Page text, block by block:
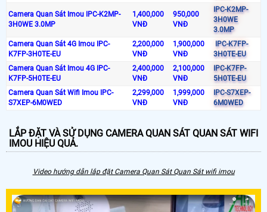
Camera Quan Sát Imou IPC-K2MP-
3H0WE 3.0MP
1,400,000
VNĐ
950,000
VNĐ
IPC-K2MP-
3H0WE
3.0MP
Camera Quan Sát 4G Imou IPC-
K7FP-3H0TE-EU
2,200,000
VNĐ
1,900,000
VNĐ
IPC-K7FP-
3H0TE-EU
Camera Quan Sát Imou 4G IPC-
K7FP-5H0TE-EU
2,400,000
VNĐ
2,100,000
VNĐ
IPC-K7FP-
5H0TE-EU
Camera Quan Sát Wifi Imou IPC-
S7XEP-6M0WED
2,299,000
VNĐ
1,999,000
VNĐ
IPC-S7XEP-
6M0WED
LẮP ĐẶT VÀ SỬ DỤNG CAMERA QUAN SÁT QUAN SÁT WIFI
IMOU HIỆU QUẢ.
Video hướng dẫn lắp đặt Camera Quan Sát Quan Sát wifi imou